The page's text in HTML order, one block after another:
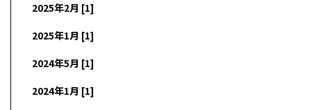
2025年2月 [1]
2025年1月 [1]
2024年5月 [1]
2024年1月 [1]